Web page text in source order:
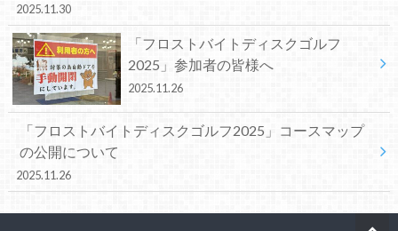
2025.11.30
「フロストバイトディスクゴルフ
2025」参加者の皆様へ
2025.11.26
「フロストバイトディスクゴルフ2025」コースマップ
の公開について
2025.11.26